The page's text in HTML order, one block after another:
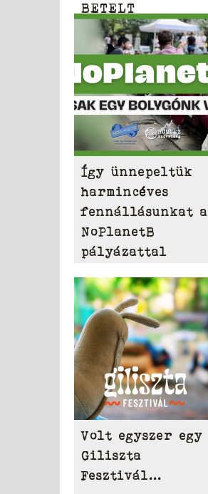
BETELT
Így ünnepeltük
harmincéves
fennállásunkat a
NoPlanetB
pályázattal
Volt egyszer egy
Giliszta
Fesztivál...